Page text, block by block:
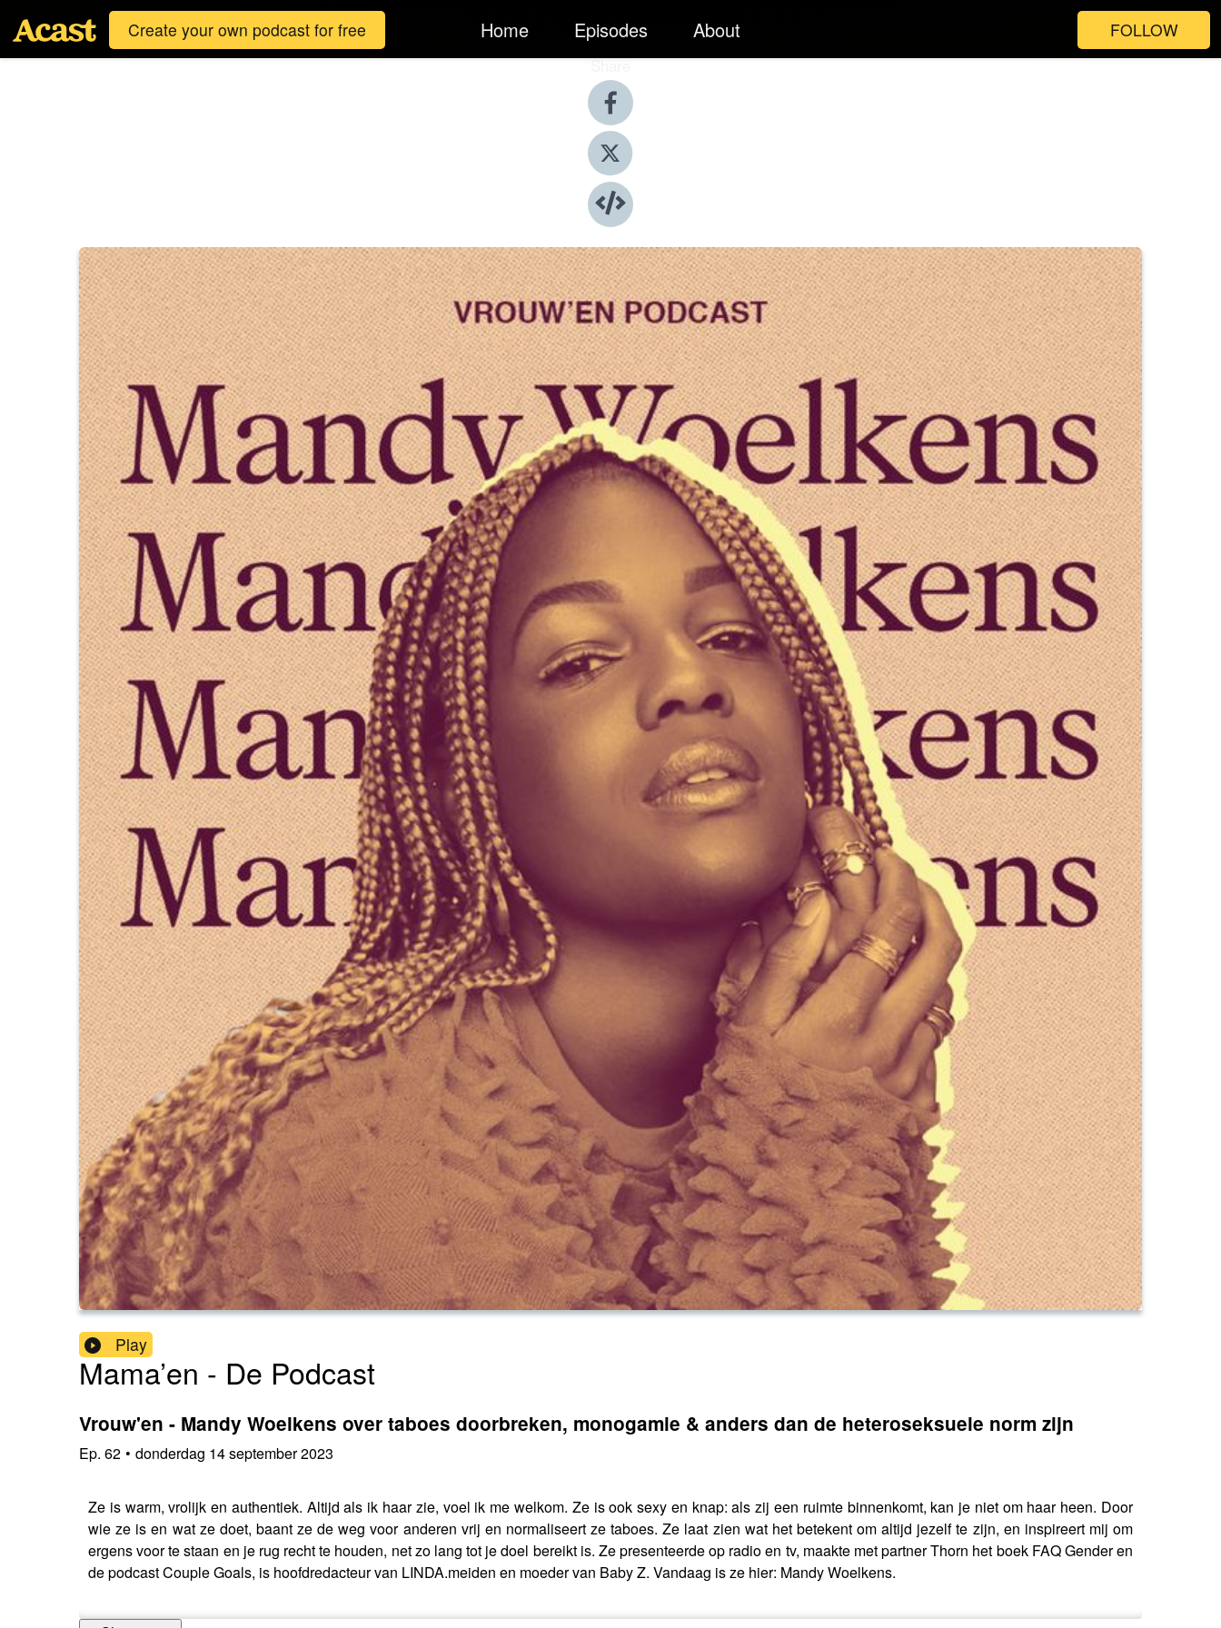
Create your own podcast for free Home Episodes About FOLLOW
Share
Play
Mama’en - De Podcast
Vrouw'en - Mandy Woelkens over taboes doorbreken, monogamie & anders dan de heteroseksuele norm zijn
Ep. 62 • donderdag 14 september 2023
Ze is warm, vrolijk en authentiek. Altijd als ik haar zie, voel ik me welkom. Ze is ook sexy en knap: als zij een ruimte binnenkomt, kan je niet om haar heen. Door
wie ze is en wat ze doet, baant ze de weg voor anderen vrij en normaliseert ze taboes. Ze laat zien wat het betekent om altijd jezelf te zijn, en inspireert mij om
ergens voor te staan en je rug recht te houden, net zo lang tot je doel bereikt is. Ze presenteerde op radio en tv, maakte met partner Thorn het boek FAQ Gender en
de podcast Couple Goals, is hoofdredacteur van LINDA.meiden en moeder van Baby Z. Vandaag is ze hier: Mandy Woelkens.